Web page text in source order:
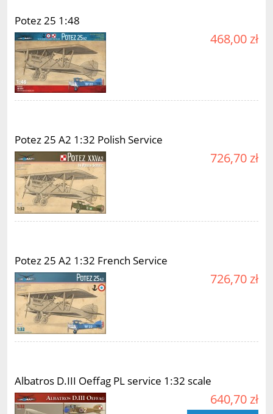
Potez 25 1:48
468,00 zł
Potez 25 A2 1:32 Polish Service
726,70 zł
Potez 25 A2 1:32 French Service
726,70 zł
Albatros D.III Oeffag PL service 1:32 scale
640,70 zł